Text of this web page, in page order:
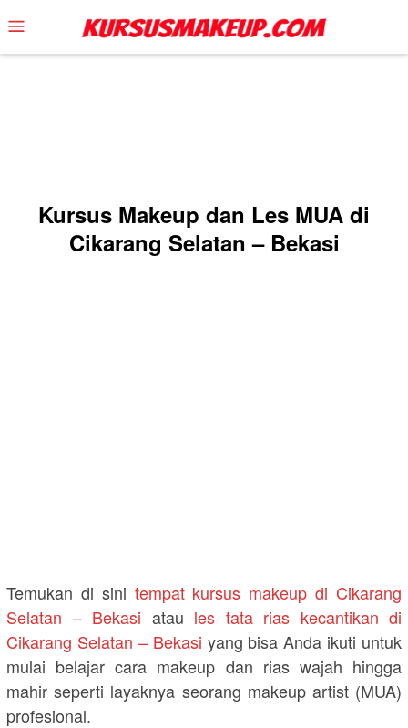
to
content
Mobile
Menu
Kursus Makeup dan Les MUA di
Cikarang Selatan – Bekasi
Temukan di sini tempat kursus makeup di Cikarang
Selatan – Bekasi atau les tata rias kecantikan di
Cikarang Selatan – Bekasi yang bisa Anda ikuti untuk
mulai belajar cara makeup dan rias wajah hingga
mahir seperti layaknya seorang makeup artist (MUA)
profesional.